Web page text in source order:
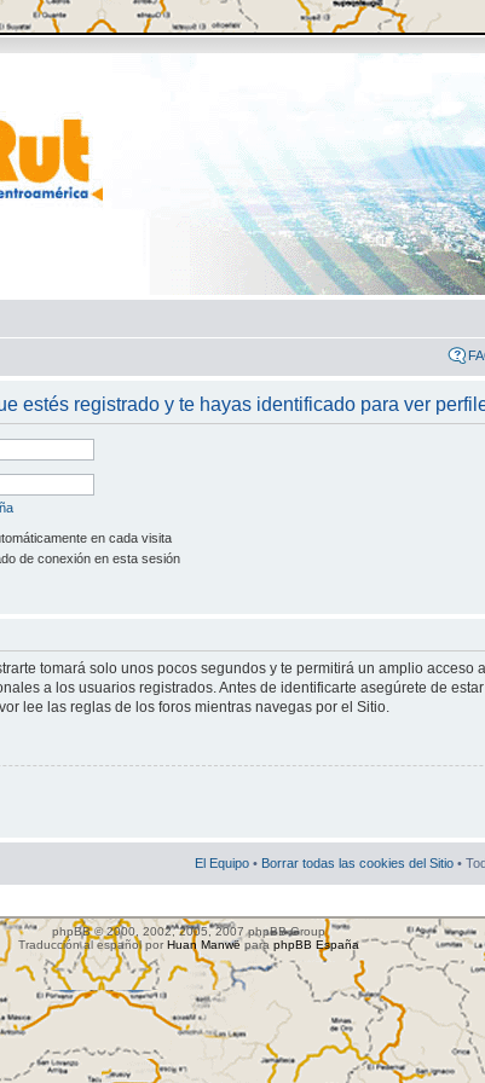
estés registrado y te hayas identificado para ver
en cada visita
de conexión en esta sesión
tomará solo unos pocos segundos y te permitirá un amplio acceso
a los usuarios registrados. Antes de identificarte asegúrete de
lee las reglas de los foros mientras navegas por el Sitio.
El Equipo • Borrar todas las cookies del Sitio •
phpBB © 2000, 2002, 2005, 2007 phpBB Group
Traducción al español por Huan Manwëpara phpBB España